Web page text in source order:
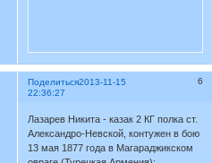
Поделиться 6
2013-11-15
22:36:27
Лазарев Никита - казак 2 КГ полка ст.
Александро-Невской, контужен в бою
13 мая 1877 года в Магараджикском